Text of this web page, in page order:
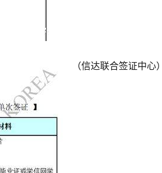
（信达联合签证中心）